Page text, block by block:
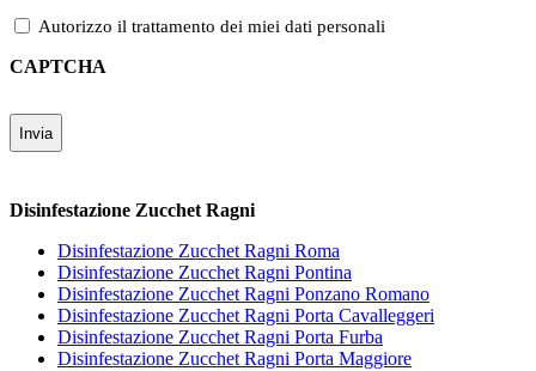
Autorizzo il trattamento dei miei dati personali
CAPTCHA
Disinfestazione Zucchet Ragni
Disinfestazione Zucchet Ragni Roma
Disinfestazione Zucchet Ragni Pontina
Disinfestazione Zucchet Ragni Ponzano Romano
Disinfestazione Zucchet Ragni Porta Cavalleggeri
Disinfestazione Zucchet Ragni Porta Furba
Disinfestazione Zucchet Ragni Porta Maggiore